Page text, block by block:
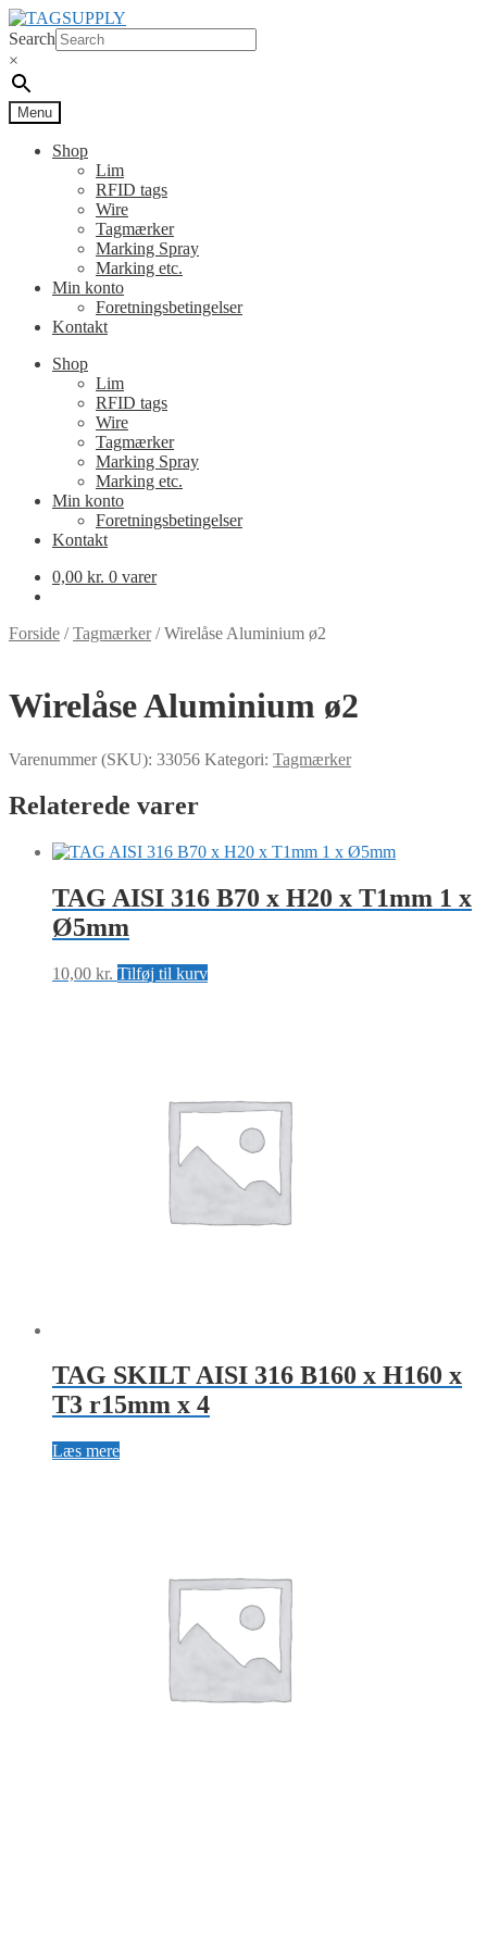
Spring
til
navigation
Spring
til
indhold
Search
×
Menu
Shop
Lim
RFID tags
Wire
Tagmærker
Marking Spray
Marking etc.
Min konto
Foretningsbetingelser
Kontakt
Shop
Lim
RFID tags
Wire
Tagmærker
Marking Spray
Marking etc.
Min konto
Foretningsbetingelser
Kontakt
0,00 kr. 0 varer
Forside /Tagmærker/Wirelåse Aluminium ø2
Wirelåse Aluminium ø2
Varenummer (SKU): 33056 Kategori: Tagmærker
Relaterede varer
TAG AISI 316 B70 x H20 x T1mm 1 x
Ø5mm
10,00 kr. Tilføj til kurv
TAG SKILT AISI 316 B160 x H160 x
T3 r15mm x 4
Læs mere